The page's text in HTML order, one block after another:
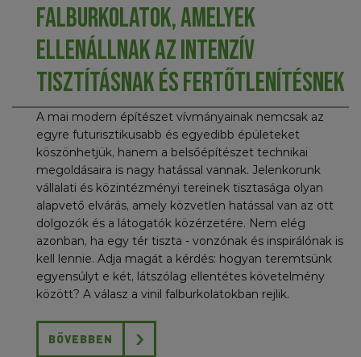
Falburkolatok, amelyek
ellenállnak az intenzív
tisztításnak és fertőtlenítésnek
A mai modern építészet vívmányainak nemcsak az
egyre futurisztikusabb és egyedibb épületeket
köszönhetjük, hanem a belsőépítészet technikai
megoldásaira is nagy hatással vannak. Jelenkorunk
vállalati és közintézményi tereinek tisztasága olyan
alapvető elvárás, amely közvetlen hatással van az ott
dolgozók és a látogatók közérzetére. Nem elég
azonban, ha egy tér tiszta - vonzónak és inspirálónak is
kell lennie. Adja magát a kérdés: hogyan teremtsünk
egyensúlyt e két, látszólag ellentétes követelmény
között? A válasz a vinil falburkolatokban rejlik.
BŐVEBBEN